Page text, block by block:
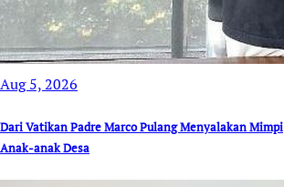
Aug 5, 2026
Dari Vatikan Padre Marco Pulang Menyalakan Mimpi
Anak-anak Desa